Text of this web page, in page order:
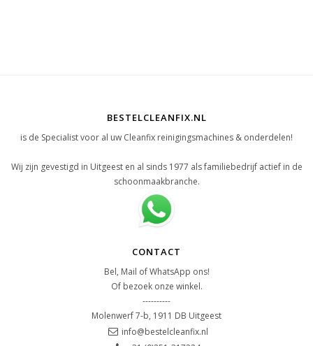
BESTELCLEANFIX.NL
is de Specialist voor al uw Cleanfix reinigingsmachines & onderdelen!
Wij zijn gevestigd in Uitgeest en al sinds 1977 als familiebedrijf actief in de
schoonmaakbranche.
CONTACT
Bel, Mail of WhatsApp ons!
Of bezoek onze winkel.
----------
Molenwerf 7-b, 1911 DB Uitgeest
info@bestelcleanfix.nl